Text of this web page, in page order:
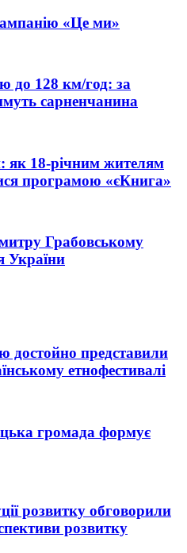
«Це ми»
до 128 км/год: за
сарненчанина
як 18-річним жителям
програмою «єКнига»
Грабовському
України
достойно представили
етнофестивалі
громада формує
розвитку обговорили
розвитку